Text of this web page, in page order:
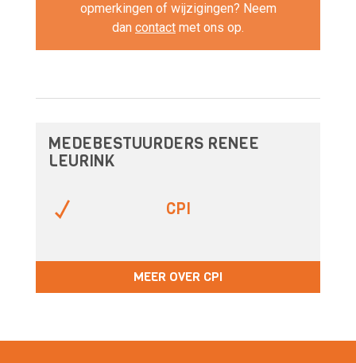
opmerkingen of wijzigingen? Neem
dan contact met ons op.
MEDEBESTUURDERS RENEE
LEURINK
CPI
MEER OVER CPI